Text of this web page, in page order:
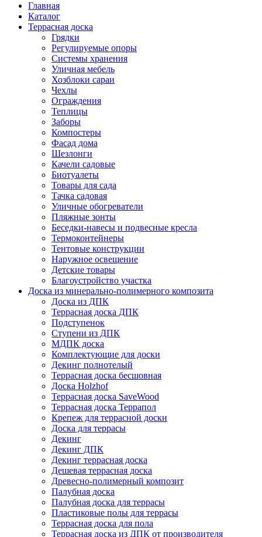
Главная
Каталог
Террасная доска
Грядки
Регулируемые опоры
Системы хранения
Уличная мебель
Хозблоки сараи
Чехлы
Ограждения
Теплицы
Заборы
Компостеры
Фасад дома
Шезлонги
Качели садовые
Биотуалеты
Товары для сада
Тачка садовая
Уличные обогреватели
Пляжные зонты
Беседки-навесы и подвесные кресла
Термоконтейнеры
Тентовые конструкции
Наружное освещение
Детские товары
Благоустройство участка
Доска из минерально-полимерного композита
Доска из ДПК
Террасная доска ДПК
Подступенок
Ступени из ДПК
МДПК доска
Комплектующие для доски
Декинг полнотелый
Террасная доска бесшовная
Доска Holzhof
Террасная доска SaveWood
Террасная доска Террапол
Крепеж для террасной доски
Доска для террасы
Декинг
Декинг ДПК
Декинг террасная доска
Дешевая террасная доска
Древесно-полимерный композит
Палубная доска
Палубная доска для террасы
Пластиковые полы для террасы
Террасная доска для пола
Террасная доска из ДПК от производителя